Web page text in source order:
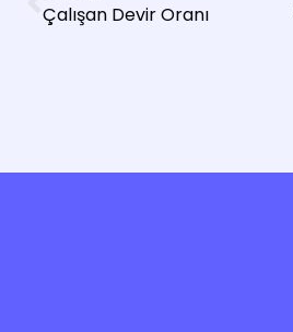
Çalışan Devir Oranı